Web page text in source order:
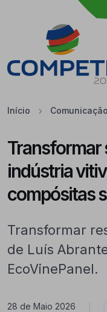
Saltar para o conteúdo
Início Comunicação
Transformar
indústria
compósitas
Transformar
de Luís
EcoVinePanel.
28 de Maio 2026